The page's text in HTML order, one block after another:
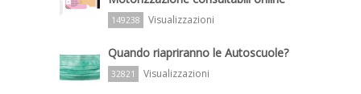
149238 Visualizzazioni
Quando riapriranno le Autoscuole?
32821 Visualizzazioni